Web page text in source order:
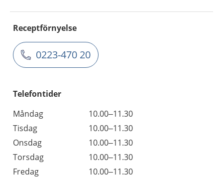
Receptförnyelse
0223-470 20
Telefontider
Måndag
10.00–11.30
Tisdag
10.00–11.30
Onsdag
10.00–11.30
Torsdag
10.00–11.30
Fredag
10.00–11.30